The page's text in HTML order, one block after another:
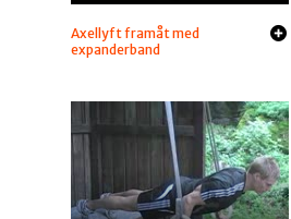
Axellyft framåt med
expanderband